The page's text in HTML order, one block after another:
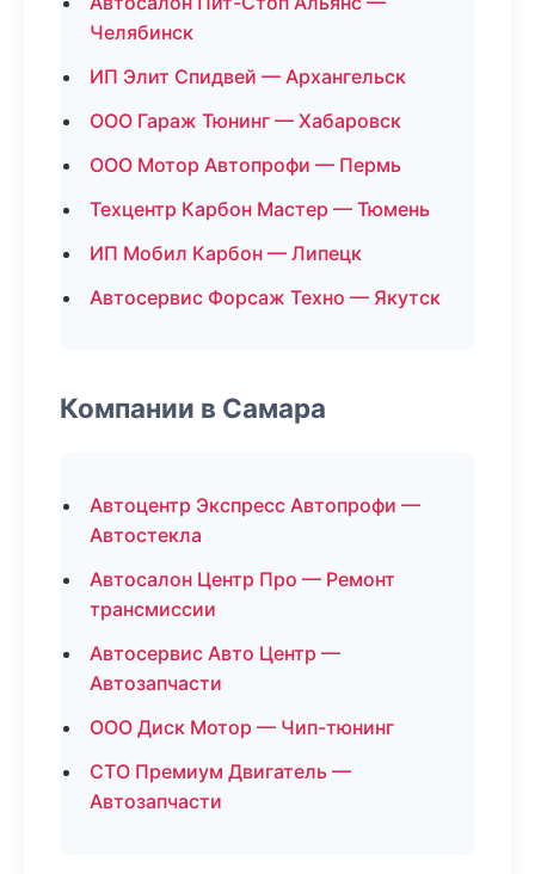
Челябинск
ИП Элит Спидвей — Архангельск
ООО Гараж Тюнинг — Хабаровск
ООО Мотор Автопрофи — Пермь
Техцентр Карбон Мастер — Тюмень
ИП Мобил Карбон — Липецк
Автосервис Форсаж Техно — Якутск
Компании в Самара
Автоцентр Экспресс Автопрофи —
Автостекла
Автосалон Центр Про — Ремонт
трансмиссии
Автосервис Авто Центр —
Автозапчасти
ООО Диск Мотор — Чип-тюнинг
СТО Премиум Двигатель —
Автозапчасти